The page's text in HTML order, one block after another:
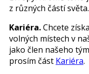
z různých částí světa.
Kariéra.Chcete
volných místech v
jako člen našeho
prosím část Kariéra.